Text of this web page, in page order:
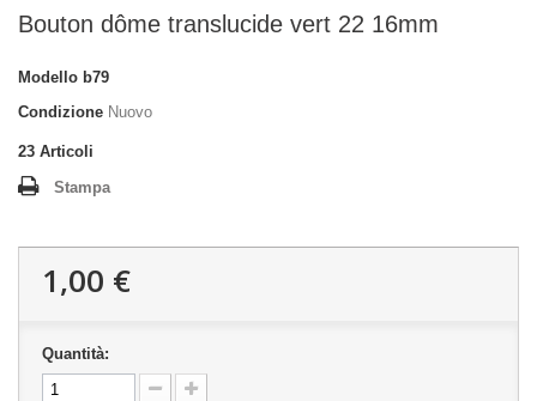
Bouton dôme translucide vert 22 16mm
Modello b79
Condizione Nuovo
23 Articoli
Stampa
1,00 €
Quantità: